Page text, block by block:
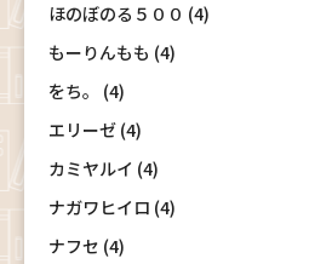
ほのぼのる５００ (4)
もーりんもも (4)
をち。 (4)
エリーゼ (4)
カミヤルイ (4)
ナガワヒイロ (4)
ナフセ (4)